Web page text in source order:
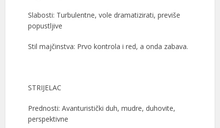
Slabosti: Turbulentne, vole dramatizirati, previše
popustljive
Stil majčinstva: Prvo kontrola i red, a onda zabava.
STRIJELAC
Prednosti: Avanturistički duh, mudre, duhovite,
perspektivne